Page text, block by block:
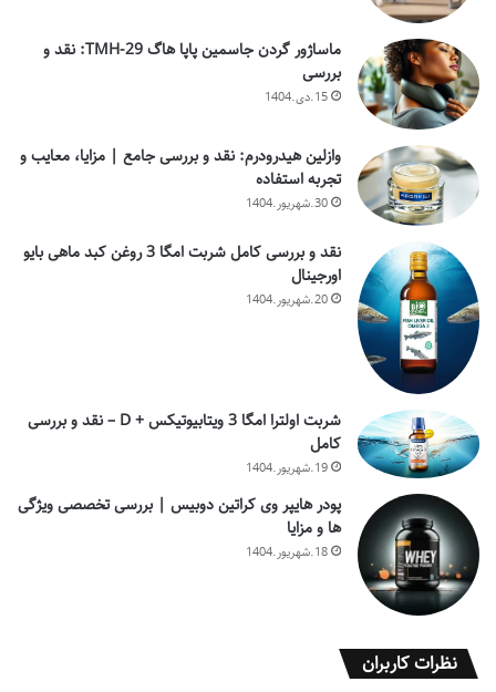
ماساژور گردن جاسمین پاپا هاگ TMH-29: نقد و
بررسی
15.دی.1404
وازلین هیدرودرم: نقد و بررسی جامع | مزایا، معایب و
تجربه استفاده
30.شهریور.1404
نقد و بررسی کامل شربت امگا 3 روغن کبد ماهی بایو
اورجینال
20.شهریور.1404
شربت اولترا امگا 3 ویتابیوتیکس + D – نقد و بررسی
کامل
19.شهریور.1404
پودر هایپر وی کراتین دوبیس | بررسی تخصصی ویژگی
ها و مزایا
18.شهریور.1404
نظرات کاربران